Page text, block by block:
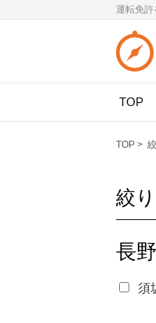
運転免許
TOP
TOP >
絞
長
須